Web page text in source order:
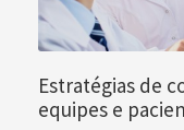
Estratégias de
equipes e